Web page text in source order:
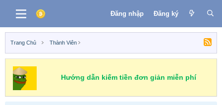
Đăng nhập Đăng ký
Trang Chủ Thành Viên
Hướng dẫn kiếm tiền đơn giản miễn phí